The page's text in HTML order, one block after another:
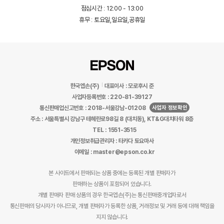
점심시간 : 12:00 - 13:00
휴무 : 토요일,일요일,공휴일
한국엡손(주)
대표이사 : 모로후시 준
사업자등록번호 : 220-81-39127
통신판매업신고번호 : 2018-서울강남-01208
사업자 정보확인
주소 : 서울특별시 강남구 테헤란로98길 8 (대치동), KT&G대치타워 8층
TEL : 1551-3515
개인정보취급관리자 : 타카다 토요마사
이메일 : master@epson.co.kr
본 사이트에서 판매되는 상품 중에는 등록된 개별 판매자가
판매하는 상품이 포함되어 있습니다.
개별 판매자 판매 상품의 경우 한국엡손(주)는 통신판매중개업자로서
통신판매의 당사자가 아니므로, 개별 판매자가 등록한 상품, 거래정보 및 거래 등에 대해 책임을
지지 않습니다.